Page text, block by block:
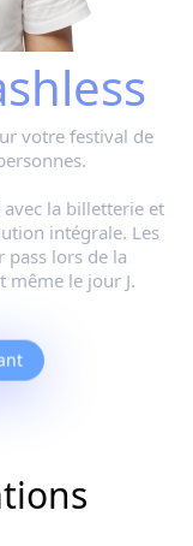
votre festival de
avec la billetterie et
intégrale. Les
lors de la
même le jour J.